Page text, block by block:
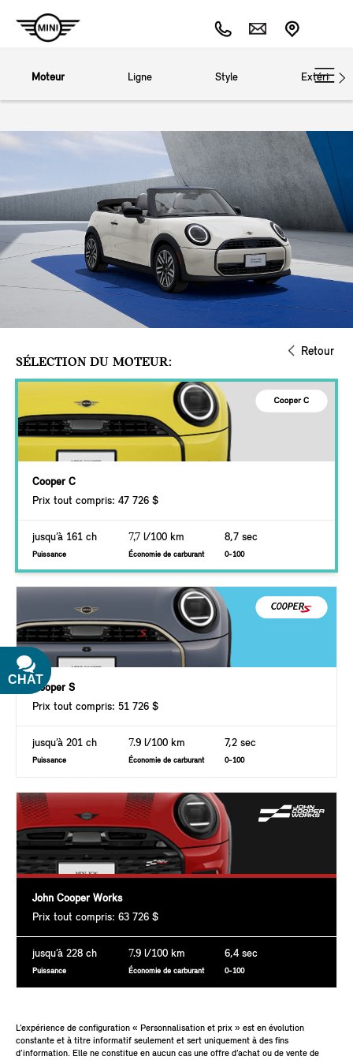
Moteur Ligne Style Extérieur
Retour
SÉLECTION DU MOTEUR:
Cooper C
Prix tout compris: 47 726 $
jusqu’à 161 ch
Puissance
7,7 l/100 km
Économie de carburant
8,7 sec
0-100
Cooper S
Prix tout compris: 51 726 $
jusqu’à 201 ch
Puissance
7.9 l/100 km
Économie de carburant
7,2 sec
0-100
John Cooper Works
Prix tout compris: 63 726 $
jusqu’à 228 ch
Puissance
7.9 l/100 km
Économie de carburant
6,4 sec
0-100
L’expérience de configuration « Personnalisation et prix » est en évolution
constante et à titre informatif seulement et sert uniquement à des fins
d’information. Elle ne constitue en aucun cas une offre d’achat ou de vente de
CHAT
TEXT